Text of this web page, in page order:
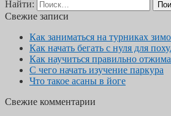
Найти:
Свежие записи
Как заниматься на турниках
Как начать бегать с нуля для
Как научиться правильно
С чего начать изучение паркура
Что такое асаны в йоге
Свежие комментарии